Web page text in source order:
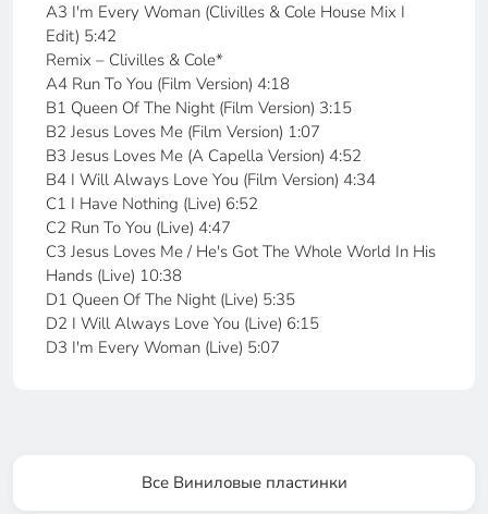
A3 I'm Every Woman (Clivilles & Cole House Mix I
Edit) 5:42
Remix – Clivilles & Cole*
A4 Run To You (Film Version) 4:18
B1 Queen Of The Night (Film Version) 3:15
B2 Jesus Loves Me (Film Version) 1:07
B3 Jesus Loves Me (A Capella Version) 4:52
B4 I Will Always Love You (Film Version) 4:34
C1 I Have Nothing (Live) 6:52
C2 Run To You (Live) 4:47
C3 Jesus Loves Me / He's Got The Whole World In His
Hands (Live) 10:38
D1 Queen Of The Night (Live) 5:35
D2 I Will Always Love You (Live) 6:15
D3 I'm Every Woman (Live) 5:07
Все Виниловые пластинки